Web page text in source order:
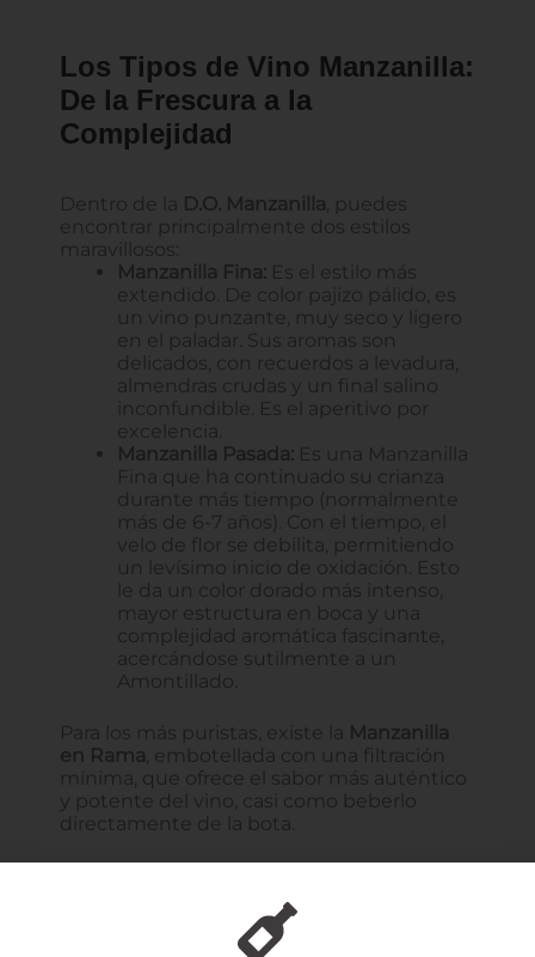
Los Tipos de Vino Manzanilla:
De la Frescura a la
Complejidad
Dentro de la D.O. Manzanilla, puedes
encontrar principalmente dos estilos
maravillosos:
Manzanilla Fina: Es el estilo más
extendido. De color pajizo pálido, es
un vino punzante, muy seco y ligero
en el paladar. Sus aromas son
delicados, con recuerdos a levadura,
almendras crudas y un final salino
inconfundible. Es el aperitivo por
excelencia.
Manzanilla Pasada: Es una Manzanilla
Fina que ha continuado su crianza
durante más tiempo (normalmente
más de 6-7 años). Con el tiempo, el
velo de flor se debilita, permitiendo
un levísimo inicio de oxidación. Esto
le da un color dorado más intenso,
mayor estructura en boca y una
complejidad aromática fascinante,
acercándose sutilmente a un
Amontillado.
Para los más puristas, existe la Manzanilla
en Rama, embotellada con una filtración
mínima, que ofrece el sabor más auténtico
y potente del vino, casi como beberlo
directamente de la bota.